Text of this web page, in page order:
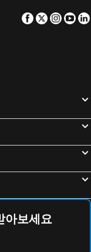
Facebook
Twitter
아보세요